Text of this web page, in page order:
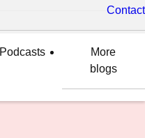
Contact
Podcasts
More
blogs